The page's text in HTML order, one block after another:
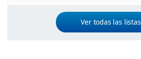
Ver todas las listas